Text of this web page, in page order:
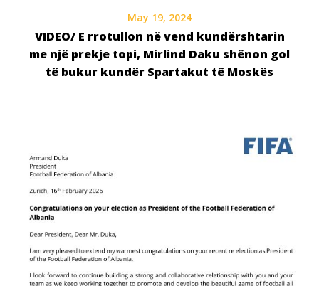
May 19, 2024
VIDEO/ E rrotullon në vend kundërshtarin
me një prekje topi, Mirlind Daku shënon gol
të bukur kundër Spartakut të Moskës